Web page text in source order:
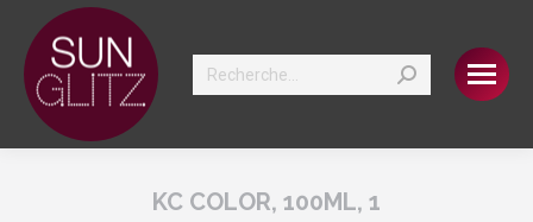
Search:
KC COLOR, 100ML, 1